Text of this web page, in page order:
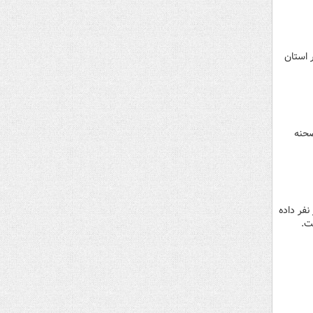
استان
از صحنه
در وزارت بهداشت خبر داد و گفت:درخواست پذیرش 100 هزار نفر داده